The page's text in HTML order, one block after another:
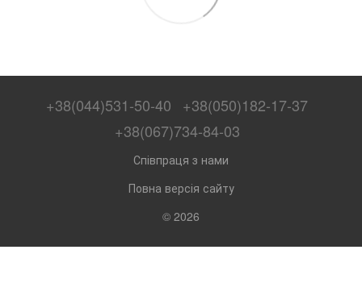
+38(044)531-50-40
+38(050)182-17-37
+38(067)734-84-03
Співпраця з нами
Повна версія сайту
© 2026